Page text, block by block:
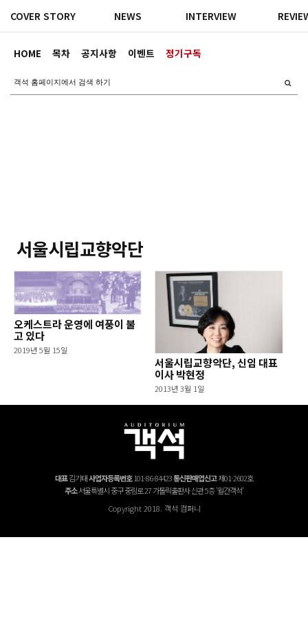
HOME 목차 공지사항 이벤트 정기구독
COVER STORY NEWS INTERVIEW
서울시립교향악단
오케스트라 운영에 여풍이 불
고 있다
2019년 5월 15일
서울시립교향악단, 신임 대표
이사 박현정
2013년 3월 1일
대표김기태사업자등록번호101-86-84423통신판매업신고제01-2602호
주소서울특별시 중구 중림로 27 가톨릭출판사 신관 5층 '월간객석'
Copyright 2018. 객석 컴퍼니